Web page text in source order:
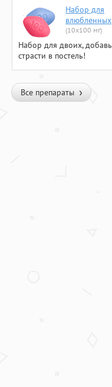
Набор для
влюбленных
(10х100 мг)
Набор для двоих, добавь
страсти в постель!
Все препараты